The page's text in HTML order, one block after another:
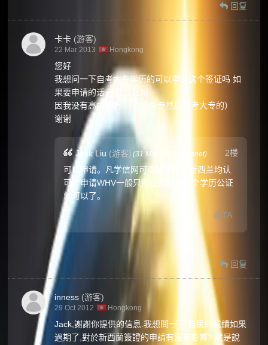
回复
卡卡 (游客)
22 Mar 2013 Hongkong
您好
我想问一下自考大专学历的可以申请这个签证吗 如
果要申请的话 还要认证吗
因我没有高中学历 （读的中专然后自考大专的）
谢谢
2楼
Jack Liu (游客) (31 Mar 2013, Intranet)
可以申请。凡学信网可查的学历，新西兰均认
可。申请WHV一般只用在公证处做个学历公证
就可以了。
@TA
回复
inness (游客)
29 Oct 2012 Hongkong
Jack,謝謝你提供的信息.我想問一下,雅思的成績如果
過期了,對於新西蘭簽證的申請有沒有影響? 就是說